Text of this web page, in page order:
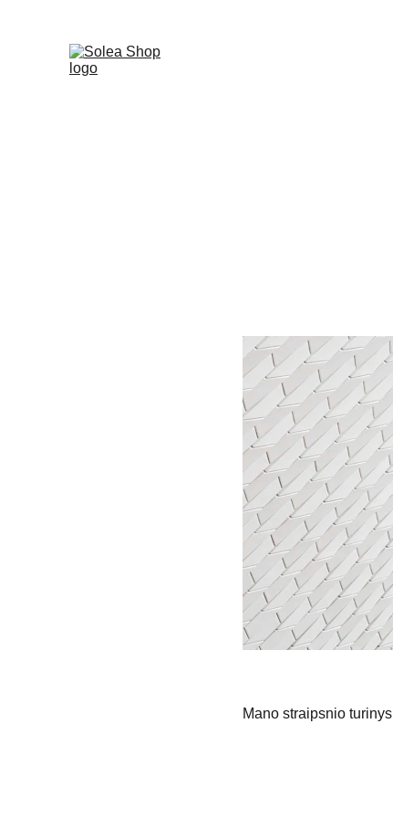
Mano straipsnio turinys